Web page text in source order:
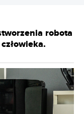
robota